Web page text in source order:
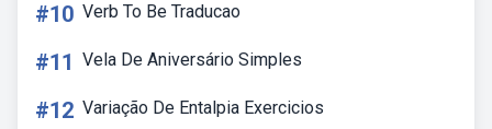
#10 Verb To Be Traducao
#11 Vela De Aniversário Simples
#12 Variação De Entalpia Exercicios